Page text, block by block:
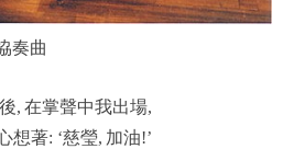
奏曲
, 在掌聲中我出場,
想著: ‘慈瑩, 加油!’